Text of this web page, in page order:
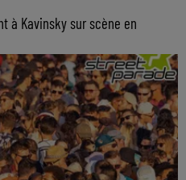
à Kavinsky sur scène en